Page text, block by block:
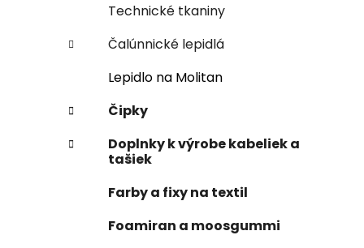
Technické tkaniny
Čalúnnické lepidlá
Lepidlo na Molitan
Čipky
Doplnky k výrobe kabeliek a
tašiek
Farby a fixy na textil
Foamiran a moosgummi